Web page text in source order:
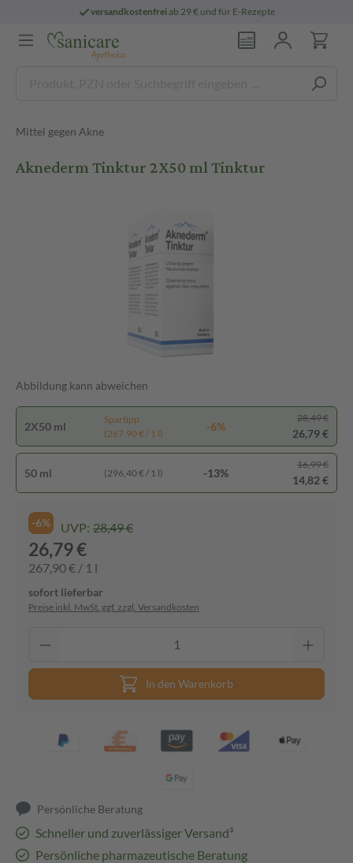
versandkostenfreiab 29 € und für E-Rezepte
Mittel gegen Akne
Aknederm Tinktur 2X50 ml Tinktur
Abbildung kann abweichen
2X50 ml
Spartipp
(267,90 € / 1 l)
-6%
28,49 €
26,79 €
50 ml (296,40 € / 1 l) -13%
16,99 €
14,82 €
-6% UVP: 28,49 €
26,79 €
267,90 € / 1 l
sofort lieferbar
Preise inkl. MwSt. ggf. zzgl. Versandkosten
In den Warenkorb
Persönliche Beratung
Schneller und zuverlässiger Versand³
Persönliche pharmazeutische Beratung